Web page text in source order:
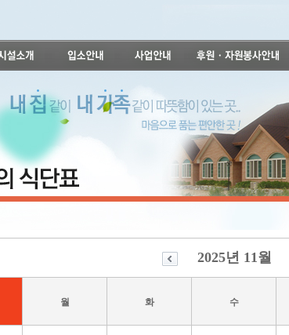
2025년 11월
월 화 수